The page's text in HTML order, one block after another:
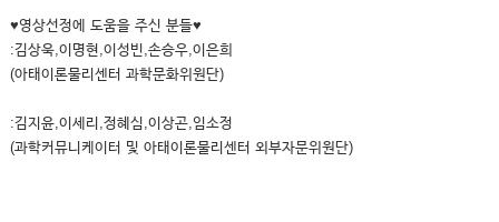
♥영상선정에 도움을 주신 분들♥
:김상욱,이명현,이성빈,손승우,이은희
(아태이론물리센터 과학문화위원단)
:김지윤,이세리,정혜심,이상곤,임소정
(과학커뮤니케이터 및 아태이론물리센터 외부자문위원단)